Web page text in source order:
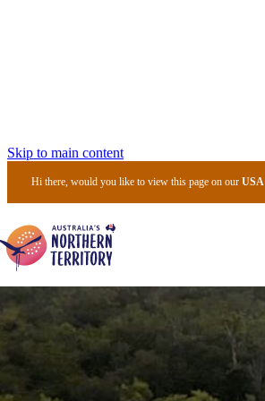
Skip to main content
Hi there, would you like to view this page on ourUSA